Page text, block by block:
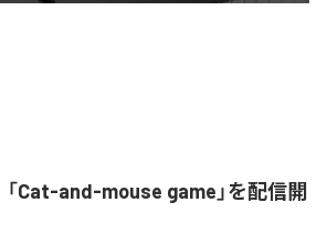
「Cat-and-mouse game」を配信開